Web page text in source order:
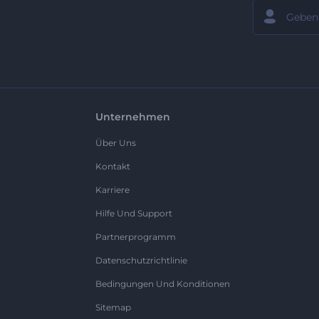
Unternehmen
Über Uns
Kontakt
Karriere
Hilfe Und Support
Partnerprogramm
Datenschutzrichtlinie
Bedingungen Und Konditionen
Sitemap